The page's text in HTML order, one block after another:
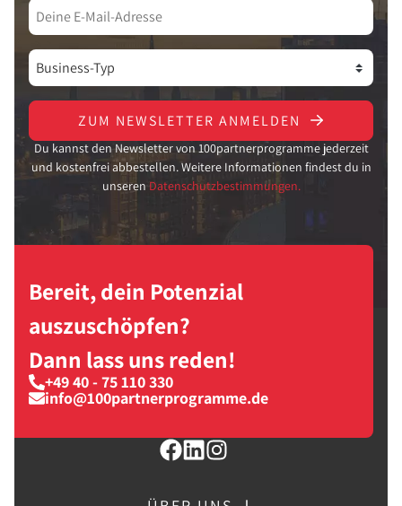
ZUM NEWSLETTER ANMELDEN
Du kannst den Newsletter von 100partnerprogramme jederzeit
und kostenfrei abbestellen. Weitere Informationen findest du in
unseren Datenschutzbestimmungen.
Bereit, dein Potenzial
auszuschöpfen?
Dann lass uns reden!
+49 40 - 75 110 330
info@100partnerprogramme.de